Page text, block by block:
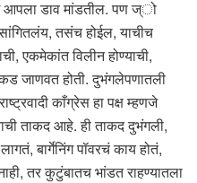
आपला डाव मांडतील. पण ज्ो
तसंच होईल, याचीच
एकमेकांत विलीन होण्याची,
जाणवत होती. दुभंगलेपणातली
काँग्रेस हा पक्ष म्हणजे
ताकद आहे. ही ताकद दुभंगली,
बार्गेनिंग पॉवरचं काय होतं,
तर कुटुंबातच भांडत राहण्यातला